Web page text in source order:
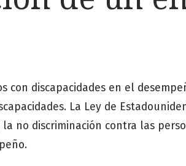
discapacidades en el
La Ley de
no discriminación contra las